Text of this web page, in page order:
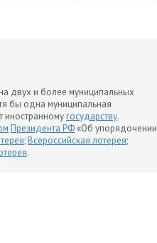
двух и более муниципальных
бы одна муниципальная
иностранномугосударству.
Президента РФ«Об упорядочении
;Всероссийская лотерея;
.